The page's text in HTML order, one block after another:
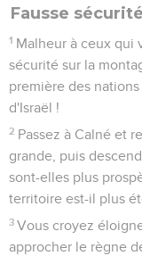
Fausse sécurité
1 Malheur à ceux qui
sécurité sur la
première des
d'Israël !
2 Passez à Calné et
grande, puis
sont-elles plus
territoire est-il plus
3 Vous croyez
approcher le règne